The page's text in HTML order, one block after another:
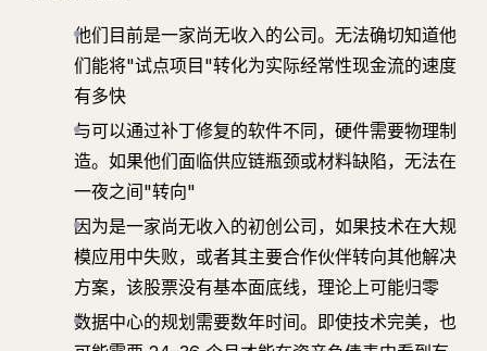
他们目前是一家尚无收入的公司。无法确切知道他
们能将"试点项目"转化为实际经常性现金流的速度
有多快
与可以通过补丁修复的软件不同，硬件需要物理制
造。如果他们面临供应链瓶颈或材料缺陷，无法在
一夜之间"转向"
因为是一家尚无收入的初创公司，如果技术在大规
模应用中失败，或者其主要合作伙伴转向其他解决
方案，该股票没有基本面底线，理论上可能归零
数据中心的规划需要数年时间。即使技术完美，也